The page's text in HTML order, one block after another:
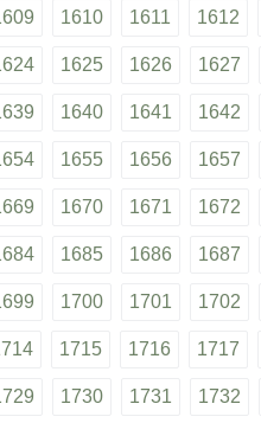
1610 1611 1612
1625 1626 1627
1640 1641 1642
1655 1656 1657
1670 1671 1672
1685 1686 1687
1700 1701 1702
1715 1716 1717
1730 1731 1732